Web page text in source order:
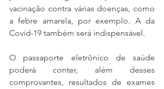
vacinação contra várias doenças, como
a febre amarela, por exemplo. A da
Covid-19 também será indispensável.
O passaporte eletrônico de saúde
poderá conter, além desses
comprovantes, resultados de exames